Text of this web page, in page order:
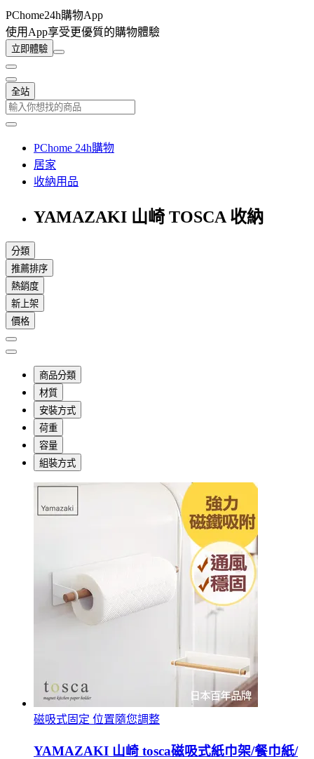
PChome24h購物App
使用App享受更優質的購物體驗
立即體驗
全站
PChome 24h購物
居家
收納用品
YAMAZAKI 山崎 TOSCA 收納
分類
推薦排序
熱銷度
新上架
價格
商品分類
材質
安裝方式
荷重
容量
組裝方式
磁吸式固定 位置隨您調整
YAMAZAKI 山崎 tosca磁吸式紙巾架/餐巾紙/